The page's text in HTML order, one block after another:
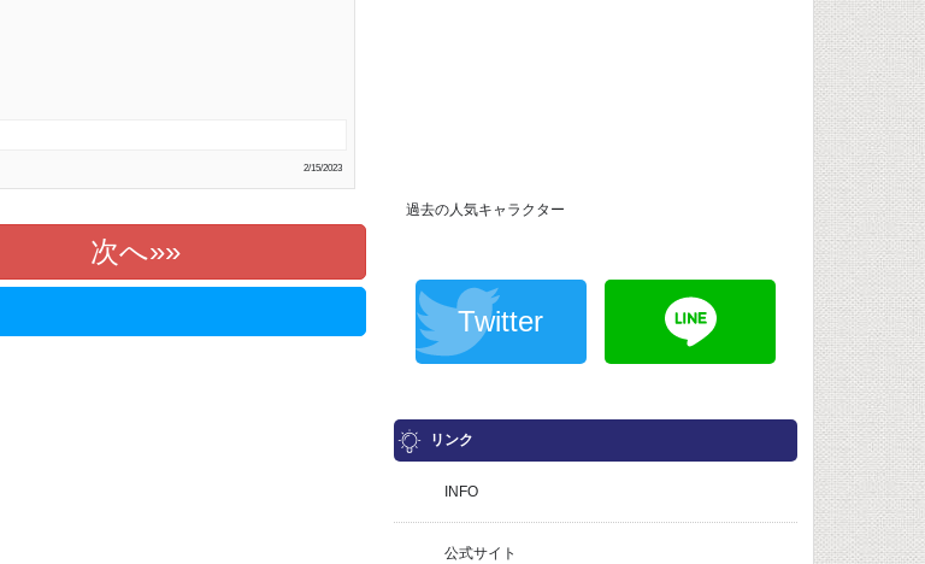
2/15/2023
次へ»
過去の人気キャラクター
Twitter
リンク
INFO
公式サイト